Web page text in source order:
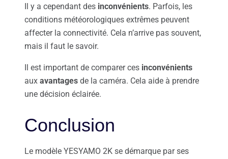
Il y a cependant des inconvénients. Parfois, les
conditions météorologiques extrêmes peuvent
affecter la connectivité. Cela n’arrive pas souvent,
mais il faut le savoir.
Il est important de comparer ces inconvénients
aux avantages de la caméra. Cela aide à prendre
une décision éclairée.
Conclusion
Le modèle YESYAMO 2K se démarque par ses